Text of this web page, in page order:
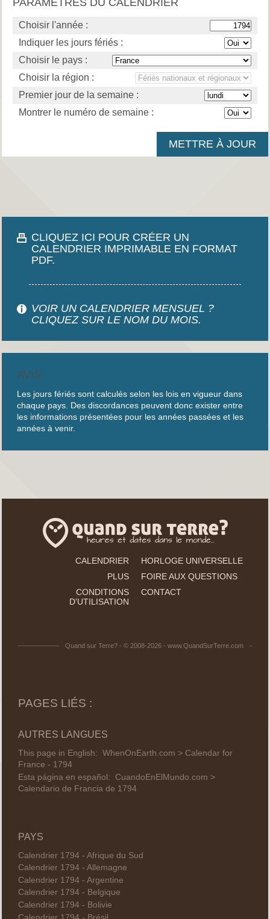
Choisir l'année :
Indiquer les jours fériés :
Choisir le pays :
Choisir la région :
Premier jour de la semaine :
Montrer le numéro de semaine :
CLIQUEZ ICI POUR CRÉER UN
CALENDRIER IMPRIMABLE EN FORMAT
PDF.
VOIR UN CALENDRIER MENSUEL ?
CLIQUEZ SUR LE NOM DU MOIS.
AVIS
Les jours fériés sont calculés selon les lois en vigueur dans
chaque pays. Des discordances peuvent donc exister entre
les informations présentées pour les années passées et les
années à venir.
CALENDRIER
HORLOGE UNIVERSELLE
PLUS
FOIRE AUX QUESTIONS
CONDITIONS
D'UTILISATION
CONTACT
Quand sur Terre? - © 2008-2026 - www.QuandSurTerre.com
PAGES LIÉS :
AUTRES LANGUES
This page in English: WhenOnEarth.com > Calendar for
France - 1794
Esta página en español: CuandoEnElMundo.com >
Calendario de Francia de 1794
PAYS
Calendrier 1794 - Afrique du Sud
Calendrier 1794 - Allemagne
Calendrier 1794 - Argentine
Calendrier 1794 - Belgique
Calendrier 1794 - Bolivie